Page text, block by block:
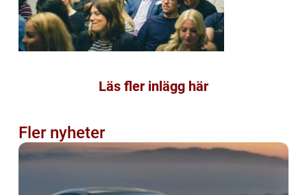
Läs fler inlägg här
Fler nyheter